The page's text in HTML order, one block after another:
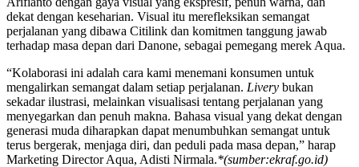
dekat dengan keseharian. Visual itu merefleksikan semangat
perjalanan yang dibawa Citilink dan komitmen tanggung jawab
terhadap masa depan dari Danone, sebagai pemegang merek Aqua.
“Kolaborasi ini adalah cara kami menemani konsumen untuk
mengalirkan semangat dalam setiap perjalanan. Livery bukan
sekadar ilustrasi, melainkan visualisasi tentang perjalanan yang
menyegarkan dan penuh makna. Bahasa visual yang dekat dengan
generasi muda diharapkan dapat menumbuhkan semangat untuk
terus bergerak, menjaga diri, dan peduli pada masa depan,” harap
Marketing Director Aqua, Adisti Nirmala.*(sumber:ekraf.go.id)